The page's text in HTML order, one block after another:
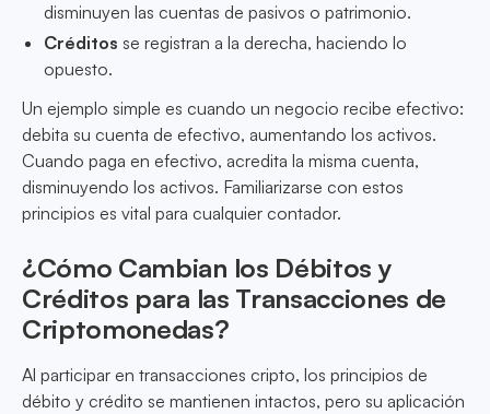
disminuyen las cuentas de pasivos o patrimonio.
Créditos se registran a la derecha, haciendo lo
opuesto.
Un ejemplo simple es cuando un negocio recibe efectivo:
debita su cuenta de efectivo, aumentando los activos.
Cuando paga en efectivo, acredita la misma cuenta,
disminuyendo los activos. Familiarizarse con estos
principios es vital para cualquier contador.
¿Cómo Cambian los Débitos y
Créditos para las Transacciones de
Criptomonedas?
Al participar en transacciones cripto, los principios de
débito y crédito se mantienen intactos, pero su aplicación